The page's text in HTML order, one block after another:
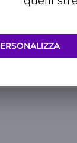
Inserisci almeno